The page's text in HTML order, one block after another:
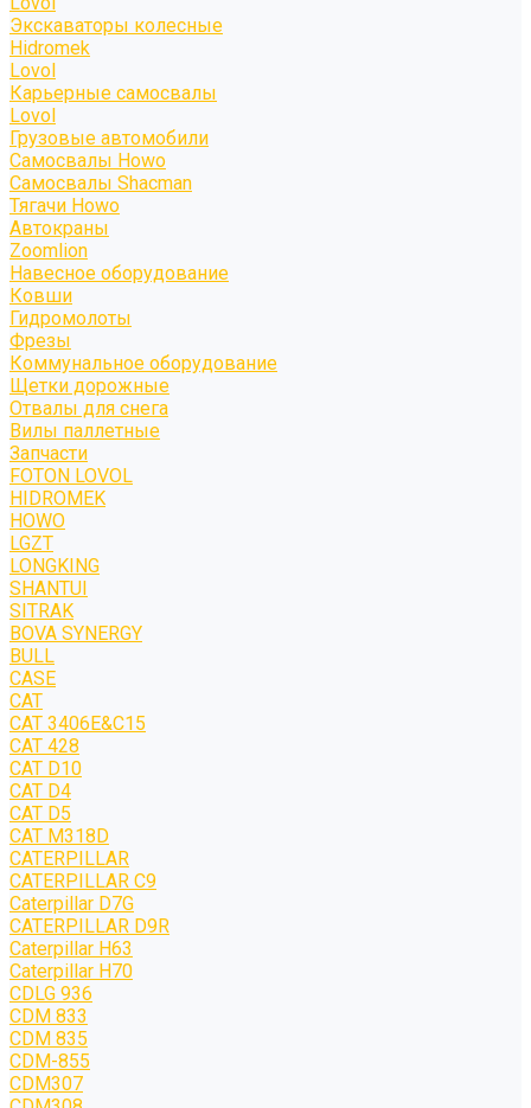
Экскаваторы колесные
Hidromek
Lovol
Карьерные самосвалы
Lovol
Грузовые автомобили
Самосвалы Howo
Самосвалы Shacman
Тягачи Howo
Автокраны
Zoomlion
Навесное оборудование
Ковши
Гидромолоты
Фрезы
Коммунальное оборудование
Щетки дорожные
Отвалы для снега
Вилы паллетные
Запчасти
FOTON LOVOL
HIDROMEK
HOWO
LGZT
LONGKING
SHANTUI
SITRAK
BOVA SYNERGY
BULL
CASE
CAT
CAT 3406E&C15
CAT 428
CAT D10
CAT D4
CAT D5
CAT M318D
CATERPILLAR
CATERPILLAR C9
Caterpillar D7G
CATERPILLAR D9R
Caterpillar H63
Caterpillar H70
CDLG 936
CDM 833
CDM 835
CDM-855
CDM307